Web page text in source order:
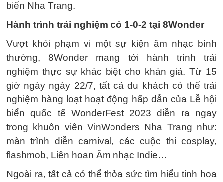
biển Nha Trang.
Hành trình trải nghiệm có 1-0-2 tại 8Wonder
Vượt khỏi phạm vi một sự kiện âm nhạc bình
thường, 8Wonder mang tới hành trình trải
nghiệm thực sự khác biệt cho khán giả. Từ 15
giờ ngày ngày 22/7, tất cả du khách có thể trải
nghiệm hàng loạt hoạt động hấp dẫn của Lễ hội
biển quốc tế WonderFest 2023 diễn ra ngay
trong khuôn viên VinWonders Nha Trang như:
màn trình diễn carnival, các cuộc thi cosplay,
flashmob, Liên hoan Âm nhạc Indie…
Ngoài ra, tất cả có thể thỏa sức tìm hiểu tinh hoa